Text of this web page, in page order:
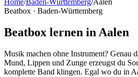
Home/Baden-Württemberg/Aalen
Beatbox · Baden-Württemberg
Beatbox lernen in Aalen
Musik machen ohne Instrument? Genau
Mund, Lippen und Zunge erzeugst du
komplette Band klingen. Egal wo du in